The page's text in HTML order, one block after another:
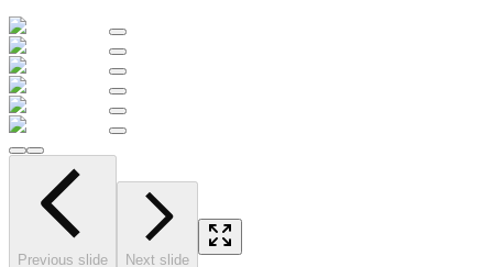
Previous slide Next slide